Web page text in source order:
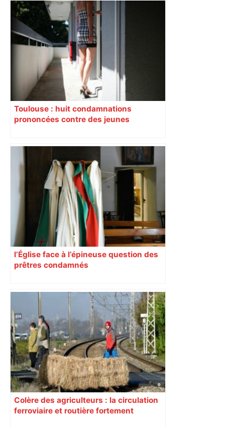
Toulouse : huit condamnations
prononcées contre des jeunes
l’Église face à l’épineuse question des
prêtres condamnés
Colère des agriculteurs : la circulation
ferroviaire et routière fortement